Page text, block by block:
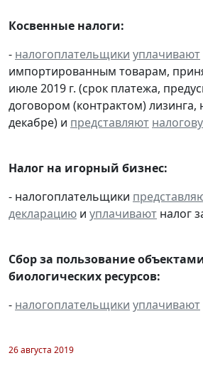
Косвенные налоги:
- налогоплательщики уплачивают
импортированным товарам,
июле 2019 г. (срок платежа,
договором (контрактом) лизинга,
декабре) и представляют
Налог на игорный бизнес:
- налогоплательщики
декларацию и уплачивают налог
Сбор за пользование
биологических ресурсов:
- налогоплательщики уплачивают
26 августа 2019